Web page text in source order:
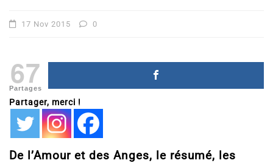
17 Nov 2015 0
67
Partages
Partager, merci !
De l’Amour et des Anges, le résumé, les